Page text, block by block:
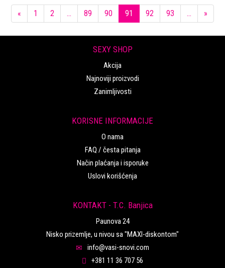
« Previous
1 2 ... 89 90 91 92 93 ... »
SEXY SHOP
Akcija
Najnoviji proizvodi
Zanimljivosti
KORISNE INFORMACIJE
O nama
FAQ / česta pitanja
Način plaćanja i isporuke
Uslovi korišćenja
KONTAKT - T.C. Banjica
Paunova 24
Nisko prizemlje, u nivou sa "MAXI-diskontom"
info@vasi-snovi.com
+381 11 36 707 56